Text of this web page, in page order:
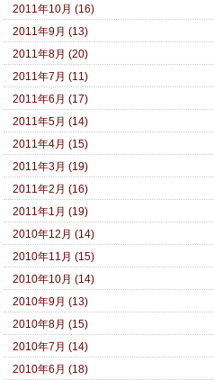
2011年10月 (16)
2011年9月 (13)
2011年8月 (20)
2011年7月 (11)
2011年6月 (17)
2011年5月 (14)
2011年4月 (15)
2011年3月 (19)
2011年2月 (16)
2011年1月 (19)
2010年12月 (14)
2010年11月 (15)
2010年10月 (14)
2010年9月 (13)
2010年8月 (15)
2010年7月 (14)
2010年6月 (18)